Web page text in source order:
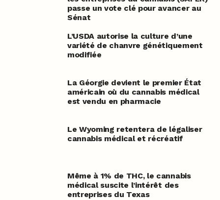
passe un vote clé pour avancer au
Sénat
L’USDA autorise la culture d’une
variété de chanvre génétiquement
modifiée
La Géorgie devient le premier État
américain où du cannabis médical
est vendu en pharmacie
Le Wyoming retentera de légaliser
cannabis médical et récréatif
Même à 1% de THC, le cannabis
médical suscite l’intérêt des
entreprises du Texas